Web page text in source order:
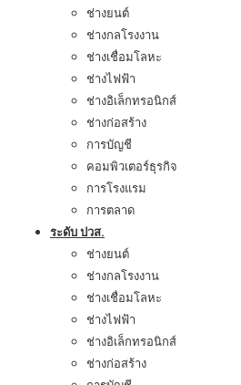
ช่างยนต์
ช่างกลโรงงาน
ช่างเชื่อมโลหะ
ช่างไฟฟ้า
ช่างอิเล็กทรอนิกส์
ช่างก่อสร้าง
การบัญชี
คอมพิวเตอร์ธุรกิจ
การโรงแรม
การตลาด
ระดับ ปวส.
ช่างยนต์
ช่างกลโรงงาน
ช่างเชื่อมโลหะ
ช่างไฟฟ้า
ช่างอิเล็กทรอนิกส์
ช่างก่อสร้าง